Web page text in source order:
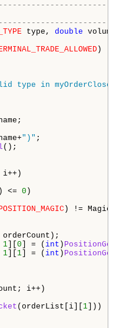
type, double
)
type in
")" ;
();
<= 0 )
) !=
1 0 ] = ( int )
1 1 ] = ( int )
i++)
(orderList[i][ 1 ]))